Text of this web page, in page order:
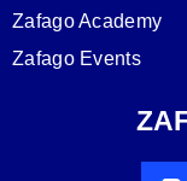
Zafago Academy
Zafago Events